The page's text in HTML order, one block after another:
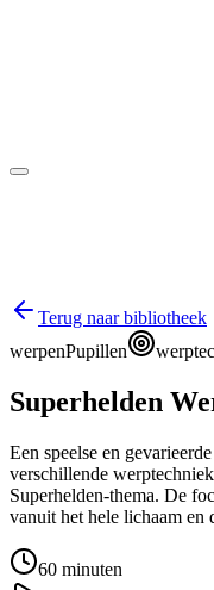
Terug naar bibliotheek
werpenPupillen
Superhelden
Een speelse en
verschillende
Superhelden-thema. De
vanuit het hele lichaam en
60 minuten